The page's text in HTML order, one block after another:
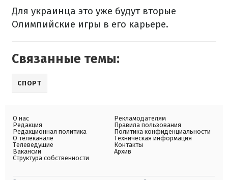
Для украинца это уже будут вторые
Олимпийские игры в его карьере.
Связанные темы:
СПОРТ
О нас
Редакция
Редакционная политика
О телеканале
Телеведущие
Вакансии
Структура собственности
Рекламодателям
Правила пользования
Политика конфиденциальности
Техническая информация
Контакты
Архив